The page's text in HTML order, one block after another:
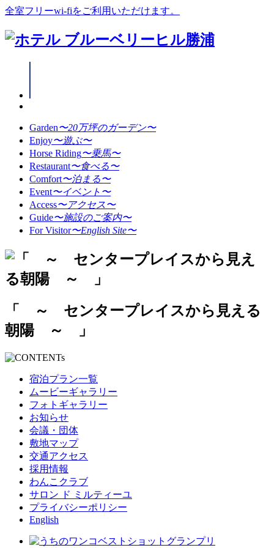
全室フリーwi-fiをご利用いただけます。
Garden〜20万坪のガーデン〜
Enjoy〜遊ぶ〜
Horse Riding〜乗馬〜
Restaurant〜食べる〜
Comfort〜泊まる〜
Event〜イベント〜
Access〜アクセス〜
Guide〜施設のご案内〜
For Visitor〜English Site〜
「 ～ センタープレイスから見える
朝陽 ～ 」
宿泊プラン一覧
ムービーギャラリー
フォトギャラリー
お知らせ
会議・団体
敷地マップ
交通アクセス
採用情報
わんこクラブ
サロン ド ミルティーユ
プライバシーポリシー
English